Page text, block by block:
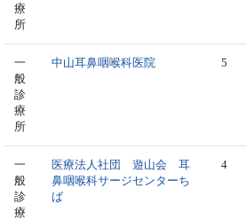
療
所
一
般
診
療
所
中山耳鼻咽喉科医院 5
一
般
診
療
医療法人社団 遊山会 耳
鼻咽喉科サージセンターち
ば
4